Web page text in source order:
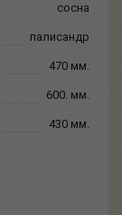
сосна
палисандр
470 мм.
600. мм.
430 мм.